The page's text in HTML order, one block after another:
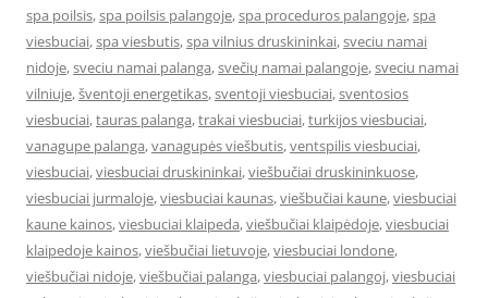
spa poilsis,spa poilsis palangoje,spa proceduros palangoje,spa
viesbuciai,spa viesbutis,spa vilnius druskininkai,sveciu namai
nidoje,sveciu namai palanga,svečių namai palangoje,sveciu namai
vilniuje,šventoji energetikas,sventoji viesbuciai,sventosios
viesbuciai,tauras palanga,trakai viesbuciai,turkijos viesbuciai,
vanagupe palanga,vanagupės viešbutis,ventspilis viesbuciai,
viesbuciai,viesbuciai druskininkai,viešbučiai druskininkuose,
viesbuciai jurmaloje,viesbuciai kaunas,viešbučiai kaune,viesbuciai
kaune kainos,viesbuciai klaipeda,viešbučiai klaipėdoje,viesbuciai
klaipedoje kainos,viešbučiai lietuvoje,viesbuciai londone,
viešbučiai nidoje,viešbučiai palanga,viesbuciai palangoj,viesbuciai